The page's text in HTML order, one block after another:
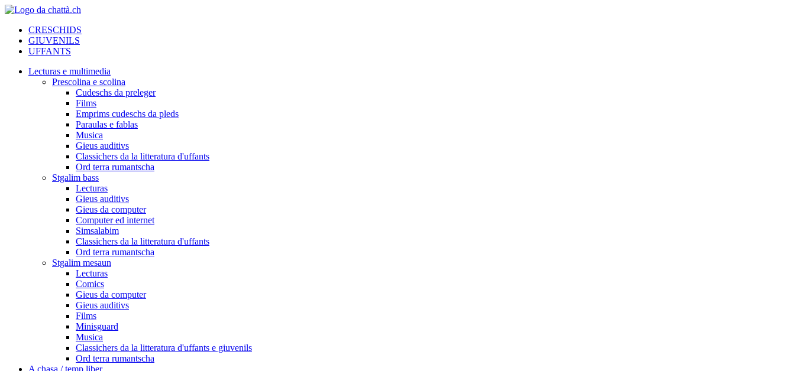
CRESCHIDS
GIUVENILS
UFFANTS
Lecturas e multimedia
Prescolina e scolina
Cudeschs da preleger
Films
Emprims cudeschs da pleds
Paraulas e fablas
Musica
Gieus auditivs
Classichers da la litteratura d'uffants
Ord terra rumantscha
Stgalim bass
Lecturas
Gieus auditivs
Gieus da computer
Computer ed internet
Simsalabim
Classichers da la litteratura d'uffants
Ord terra rumantscha
Stgalim mesaun
Lecturas
Comics
Gieus da computer
Gieus auditivs
Films
Minisguard
Musica
Classichers da la litteratura d'uffants e giuvenils
Ord terra rumantscha
A chasa / temp liber